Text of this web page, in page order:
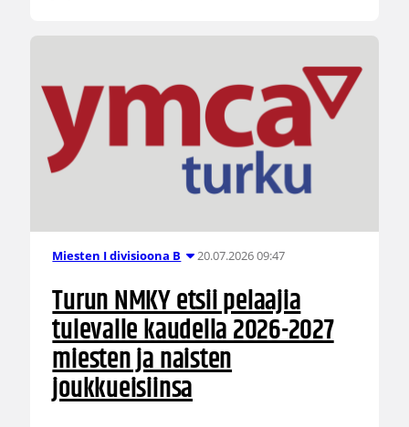
Miesten I divisioona B 20.07.2026 09:47
Turun NMKY etsii pelaajia
tulevalle kaudella 2026-2027
miesten ja naisten
joukkueisiinsa